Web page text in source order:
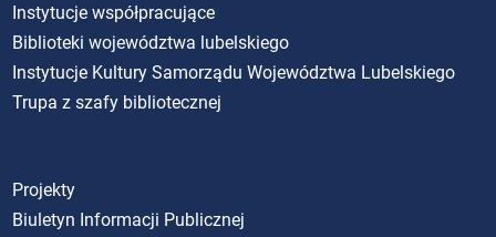
Instytucje współpracujące
Biblioteki województwa lubelskiego
Instytucje Kultury Samorządu Województwa Lubelskiego
Trupa z szafy bibliotecznej
Projekty
Biuletyn Informacji Publicznej